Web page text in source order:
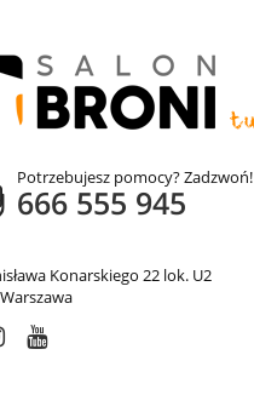
Potrzebujesz pomocy? Zadzwoń!
666 555 945
Konarskiego 22 lok. U2